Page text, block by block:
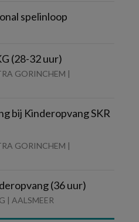
spelinloop
(28-32 uur)
GORINCHEM |
bij Kinderopvang SKR
GORINCHEM |
(36 uur)
| AALSMEER